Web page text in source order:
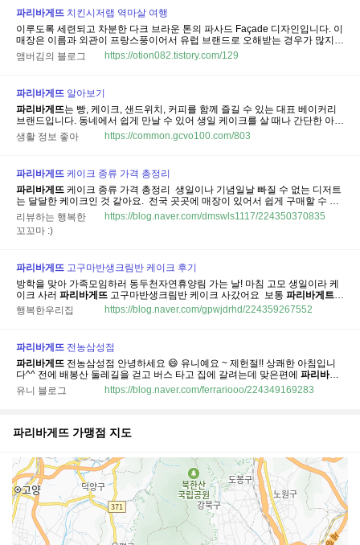
파리바게뜨 치킨시저랩 역마살 여행
이루도록 세련되고 차분한 다크 브라운 톤의 파사드 Façade 디자인입니다. 이
매장은 이름과 외관이 프랑스풍이어서 유럽 브랜드로 오해받는 경우가 많지
만, 순수 한국 기업이 만든 K-베이커리 브랜드입니다.
110 Bloor St W, Toronto, ON, Canada M5S 2W7 영업시간 : 06:00 ~ 23:00
앰버김의 블로그 https://otion082.tistory.com/129
파리바게뜨 알아보기
파리바게뜨는 빵, 케이크, 샌드위치, 커피를 함께 즐길 수 있는 대표 베이커리
브랜드입니다. 동네에서 쉽게 만날 수 있어 생일 케이크를 살 때나 간단한 아침
을 고를 때 자주 떠오릅니다. 하지만파리바게뜨는 단순히 빵을 파는 곳을 넘어
카페형 매장과 디저트 문화까지 넓혀왔습니다. 브랜드 특징, 인기 메뉴, 이용...
생활 정보 좋아 https://common.gcvo100.com/803
파리바게뜨 케이크 종류 가격 총정리
파리바게뜨 케이크 종류 가격 총정리 ​ 생일이나 기념일날 빠질 수 없는 디저트
는 달달한 케이크인 것 같아요. ​ 전국 곳곳에 매장이 있어서 쉽게 구매할 수 있
는파리바게뜨 케이크! ​파리바게뜨케이크 종류와 가격을 총정리해 볼게요. ​ ​ ​ ​
망고밤 케이크 ​ 요즘
파리바게뜨는 망고가 유행인가봐요. 망고밤샌드부터...
리뷰하는 행복한
꼬꼬마 :)
https://blog.naver.com/dmswls1117/224350370835
파리바게뜨 고구마반생크림반 케이크 후기
방학을 맞아 가족모임하러 동두천자연휴양림 가는 날! 마침 고모 생일이라 케
이크 사러 파리바게뜨 고구마반생크림반 케이크 사갔어요 ​ 보통 파리바게트
가면 신상 케이크 사는 편인데 오늘은 부모님이 계셔서 다같이 맛있게 먹을 수
있는 반반케이크로 결정! ​ ​ 근처에 일이 있어서 지나는 길에
행복한우리집 https://blog.naver.com/gpwjdrhd/224359267552
파리바게뜨 전농삼성점
파리바게뜨 전농삼성점 안녕하세요 😄 유니예요 ~ 제헌절!! 상쾌한 아침입니
다^^ 전에 배봉산 둘레길을 걷고 버스 타고 집에 갈려는데 맞은편에 파리바게
뜨 가 있는 겁니다. ​ 뭔가 끌려서... 들어갔는데~ 리뷰 Q ​ ​파리바게뜨전농삼성
점
파리바게뜨
전농삼성점 서울특별시 동대문구 전농로16길 56 매일 영업
유니 블로그 https://blog.naver.com/ferrariooo/224349169283
파리바게뜨 가맹점 지도